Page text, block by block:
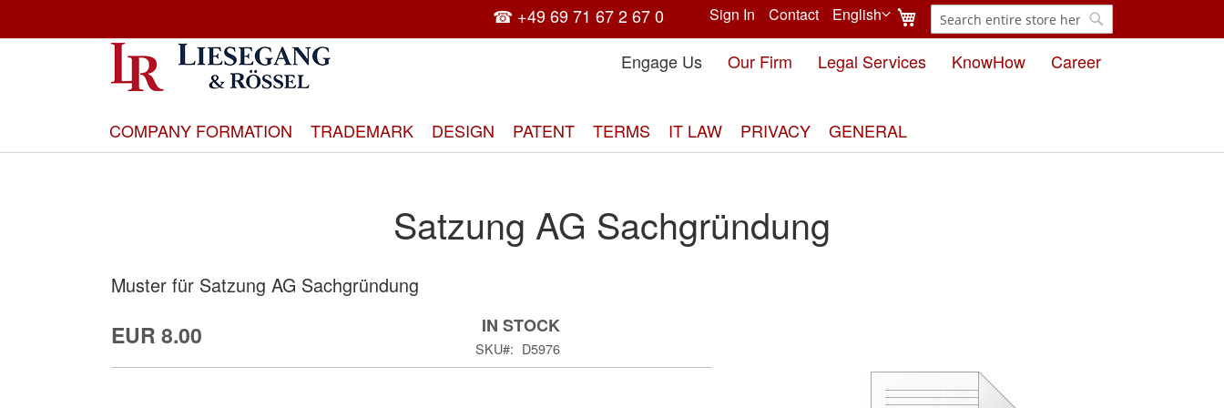
to
Content
Search
My Cart
Language
English
Sign In Contact
☎ +49 69 71 67 2 67 0
Engage Us
Our Firm Legal Services KnowHow Career
COMPANY FORMATION TRADEMARK DESIGN PATENT TERMS IT LAW PRIVACY GENERAL
Satzung AG Sachgründung
Muster für Satzung AG Sachgründung
EUR 8.00 IN STOCK
SKU D5976